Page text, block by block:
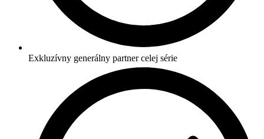
Exkluzívny generálny partner celej série